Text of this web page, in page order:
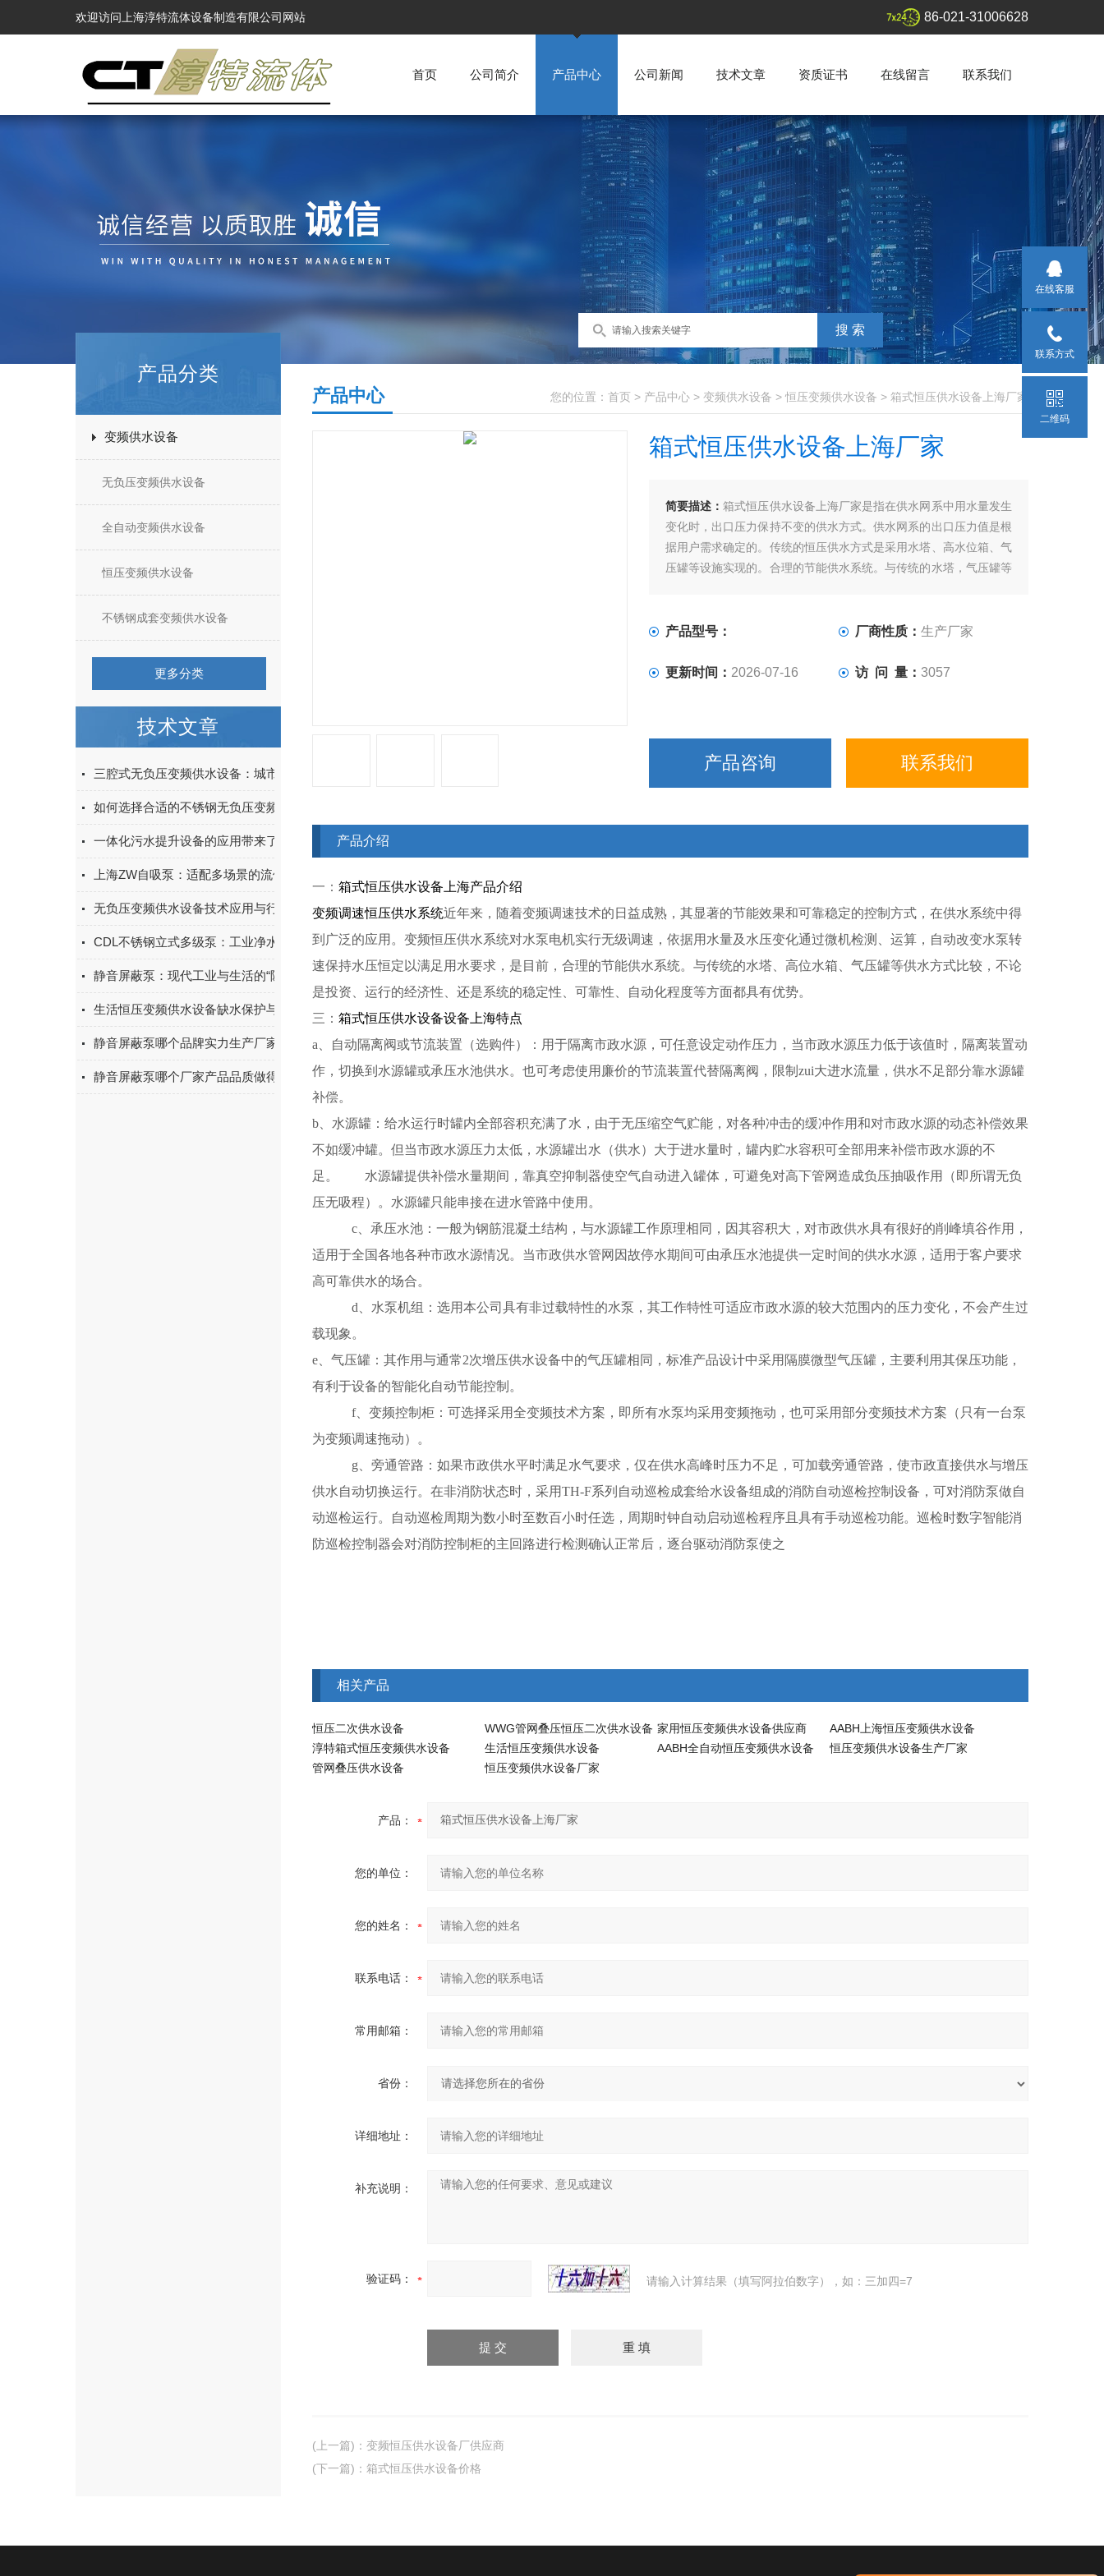
欢迎访问上海淳特流体设备制造有限公司网站 86-021-31006628
首页 公司简介 产品中心 公司新闻 技术文章 资质证书 在线留言 联系我们
产品分类
变频供水设备
无负压变频供水设备
全自动变频供水设备
恒压变频供水设备
不锈钢成套变频供水设备
更多分类
技术文章
三腔式无负压变频供水设备：城市二次供水的智能适配方案
如何选择合适的不锈钢无负压变频供水设备？
一体化污水提升设备的应用带来了诸多好处
上海ZW自吸泵：适配多场景的流体输送实用设备
无负压变频供水设备技术应用与行业发展探究
CDL不锈钢立式多级泵：工业净水与增压输送优选设备
静音屏蔽泵：现代工业与生活的“隐形”守护者
生活恒压变频供水设备缺水保护与故障自诊断功能
静音屏蔽泵哪个品牌实力生产厂家的产品质量做得好？上海淳特主流型号介绍
静音屏蔽泵哪个厂家产品品质做得好？上海淳特定有一席之地
您的位置： 首页 > 产品中心 > 变频供水设备 > 恒压变频供水设备 > 箱式恒压供水设备上海厂家
产品中心
箱式恒压供水设备上海厂家
简要描述：箱式恒压供水设备上海厂家是指在供水网系中用水量发生
变化时，出口压力保持不变的供水方式。供水网系的出口压力值是根
据用户需求确定的。传统的恒压供水方式是采用水塔、高水位箱、气
压罐等设施实现的。合理的节能供水系统。与传统的水塔，气压罐等
产品型号： 厂商性质： 生产厂家
更新时间： 2026-07-16 访 问 量： 3057
产品咨询 联系我们
产品介绍
一： 箱式恒压供水设备上海产品介绍
变频调速恒压供水系统近年来，随着变频调速技术的日益成熟，其显著的节能效果和可靠稳定的控制方式，在供水系统中得
到广泛的应用。变频恒压供水系统对水泵电机实行无级调速，依据用水量及水压变化通过微机检测、运算，自动改变水泵转
速保持水压恒定以满足用水要求，是目前，合理的节能供水系统。与传统的水塔、高位水箱、气压罐等供水方式比较，不论
是投资、运行的经济性、还是系统的稳定性、可靠性、自动化程度等方面都具有优势。
三： 箱式恒压供水设备设备上海特点
a、自动隔离阀或节流装置（选购件）：用于隔离市政水源，可任意设定动作压力，当市政水源压力低于该值时，隔离装置动
作，切换到水源罐或承压水池供水。也可考虑使用廉价的节流装置代替隔离阀，限制zui大进水流量，供水不足部分靠水源罐
补偿。
b、水源罐：给水运行时罐内全部容积充满了水，由于无压缩空气贮能，对各种冲击的缓冲作用和对市政水源的动态补偿效果
不如缓冲罐。但当市政水源压力太低，水源罐出水（供水）大于进水量时，罐内贮水容积可全部用来补偿市政水源的不
足。 水源罐提供补偿水量期间，靠真空抑制器使空气自动进入罐体，可避免对高下管网造成负压抽吸作用（即所谓无负
压无吸程）。水源罐只能串接在进水管路中使用。
c、承压水池：一般为钢筋混凝土结构，与水源罐工作原理相同，因其容积大，对市政供水具有很好的削峰填谷作用，
适用于全国各地各种市政水源情况。当市政供水管网因故停水期间可由承压水池提供一定时间的供水水源，适用于客户要求
高可靠供水的场合。
d、水泵机组：选用本公司具有非过载特性的水泵，其工作特性可适应市政水源的较大范围内的压力变化，不会产生过
载现象。
e、气压罐：其作用与通常2次增压供水设备中的气压罐相同，标准产品设计中采用隔膜微型气压罐，主要利用其保压功能，
有利于设备的智能化自动节能控制。
f、变频控制柜：可选择采用全变频技术方案，即所有水泵均采用变频拖动，也可采用部分变频技术方案（只有一台泵
为变频调速拖动）。
g、旁通管路：如果市政供水平时满足水气要求，仅在供水高峰时压力不足，可加载旁通管路，使市政直接供水与增压
供水自动切换运行。在非消防状态时，采用TH-F系列自动巡检成套给水设备组成的消防自动巡检控制设备，可对消防泵做自
动巡检运行。自动巡检周期为数小时至数百小时任选，周期时钟自动启动巡检程序且具有手动巡检功能。巡检时数字智能消
防巡检控制器会对消防控制柜的主回路进行检测确认正常后，逐台驱动消防泵使之
相关产品
恒压二次供水设备 WWG管网叠压恒压二次供水设备 家用恒压变频供水设备供应商
AABH上海恒压变频供水设备
淳特箱式恒压变频供水设备
生活恒压变频供水设备 AABH全自动恒压变频供水设备
恒压变频供水设备生产厂家
管网叠压供水设备
恒压变频供水设备厂家
产品：
您的单位：
您的姓名：
联系电话：
常用邮箱：
省份：
详细地址：
补充说明：
验证码： 请输入计算结果（填写阿拉伯数字），如：三加四=7
(上一篇) ： 变频恒压供水设备厂供应商
(下一篇) ： 箱式恒压供水设备价格
在线客服
联系方式
二维码